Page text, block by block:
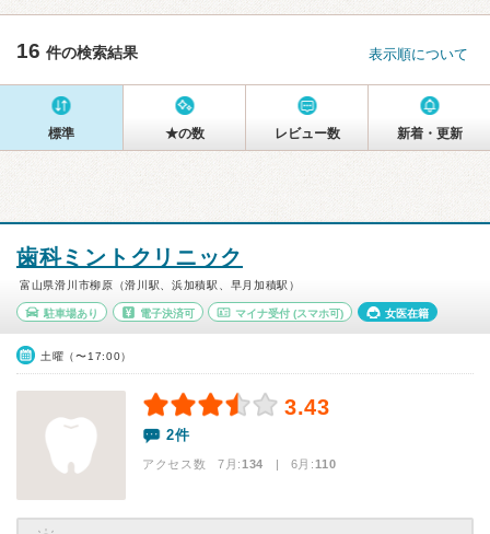
16 件の検索結果 表示順について
標準 ★の数 レビュー数 新着・更新
歯科ミントクリニック
富山県滑川市柳原（滑川駅、浜加積駅、早月加積駅）
駐車場あり 電子決済可 マイナ受付 (スマホ可) 女医在籍
土曜（〜17:00）
3.43
2件
アクセス数 7月:134 | 6月:110